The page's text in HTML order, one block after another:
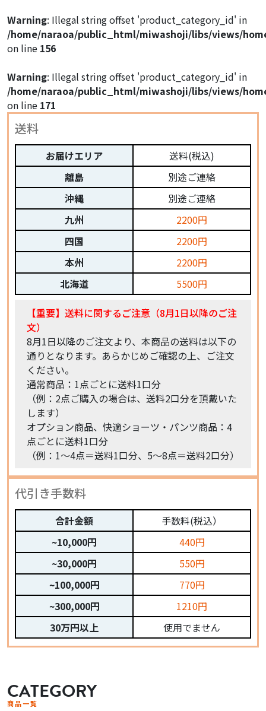
Warning: Illegal string offset 'product_category_id' in
/home/naraoa/public_html/miwashoji/libs/views/
on line 156
Warning: Illegal string offset 'product_category_id' in
/home/naraoa/public_html/miwashoji/libs/views/
on line 171
送料
お届けエリア
離島
沖縄
九州
四国
本州
北海道
送料(税込)
別途ご連絡
別途ご連絡
2200円
2200円
2200円
5500円
【重要】送料に関するご注意（8月1日以降のご注
文）
8月1日以降のご注文より、本商品の送料は以下の
通りとなります。あらかじめご確認の上、ご注文
ください。
通常商品：1点ごとに送料1口分
（例：2点ご購入の場合は、送料2口分を頂戴いた
します）
オプション商品、快適ショーツ・パンツ商品：4
点ごとに送料1口分
（例：1〜4点＝送料1口分、5〜8点＝送料2口分）
代引き手数料
合計金額
~10,000円
~30,000円
~100,000円
~300,000円
30万円以上
手数料(税込）
440円
550円
770円
1210円
使用でません
CATEGORY
商品一覧